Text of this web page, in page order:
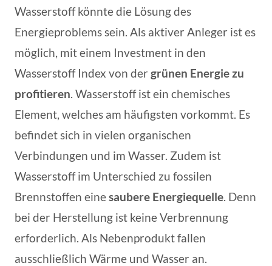
Wasserstoff könnte die Lösung des
Energieproblems sein. Als aktiver Anleger ist es
möglich, mit einem Investment in den
Wasserstoff Index von der grünen Energie zu
profitieren. Wasserstoff ist ein chemisches
Element, welches am häufigsten vorkommt. Es
befindet sich in vielen organischen
Verbindungen und im Wasser. Zudem ist
Wasserstoff im Unterschied zu fossilen
Brennstoffen einesaubere Energiequelle. Denn
bei der Herstellung ist keine Verbrennung
erforderlich. Als Nebenprodukt fallen
ausschließlich Wärme und Wasser an.